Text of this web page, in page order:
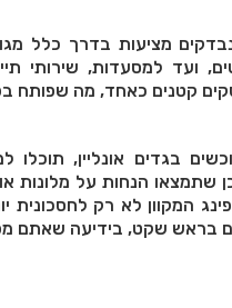
מציעות בדרך כלל
ועד למסעדות, שירותי
קטנים כאחד, מה שפותח
בגדים אונליין, תוכלו
שתמצאו הנחות על מלונות או
המקוון לא רק
בראש שקט, בידיעה שאתם